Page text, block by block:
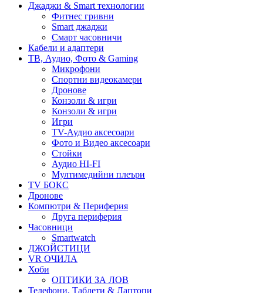
Джаджи & Smart технологии
Фитнес гривни
Smart джаджи
Смарт часовничи
Кабели и адаптери
ТВ, Аудио, Фото & Gaming
Микрофони
Спортни видеокамери
Дронове
Конзоли & игри
Конзоли & игри
Игри
TV-Аудио аксесоари
Фото и Видео аксесоари
Стойки
Аудио HI-FI
Мултимедийни плеъри
TV БОКС
Дронове
Компютри & Периферия
Друга периферия
Часовници
Smartwatch
ДЖОЙСТИЦИ
VR ОЧИЛА
Хоби
ОПТИКИ ЗА ЛОВ
Телефони, Таблети & Лаптопи